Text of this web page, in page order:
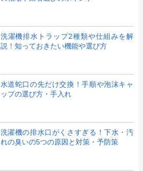
洗濯機排水トラップ2種類や仕組みを解
説！知っておきたい機能や選び方
水道蛇口の先だけ交換！手順や泡沫キャ
ップの選び方・手入れ
洗濯機の排水口がくさすぎる！下水・汚
れの臭いの5つの原因と対策・予防策